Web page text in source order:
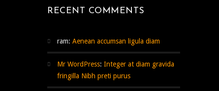
RECENT COMMENTS
ram: Aenean accumsan ligula diam
Mr WordPress: Integer at diam gravida
fringilla Nibh preti purus